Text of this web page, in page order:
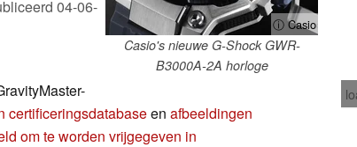
ⓘ Casio
Casio's nieuwe G-Shock GWR-
B3000A-2A horloge
04-06-
certificeringsdatabaseen afbeeldingen
om te worden vrijgegeven in